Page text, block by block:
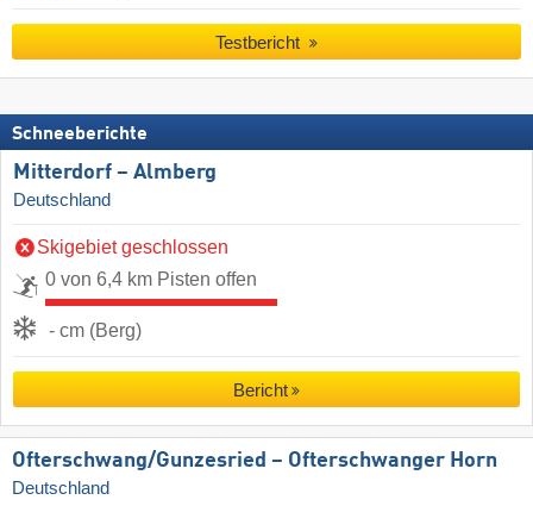
Testbericht
Schneeberichte
Mitterdorf – Almberg
Deutschland
Skigebiet geschlossen
0 von 6,4 km Pisten offen
- cm (Berg)
Bericht
Ofterschwang/​Gunzesried – Ofterschwanger Horn
Deutschland